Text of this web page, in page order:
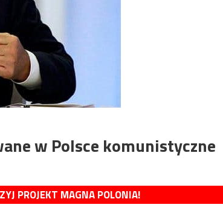
w Polsce komunistyczne
PROJEKT MAGNA POLONIA!